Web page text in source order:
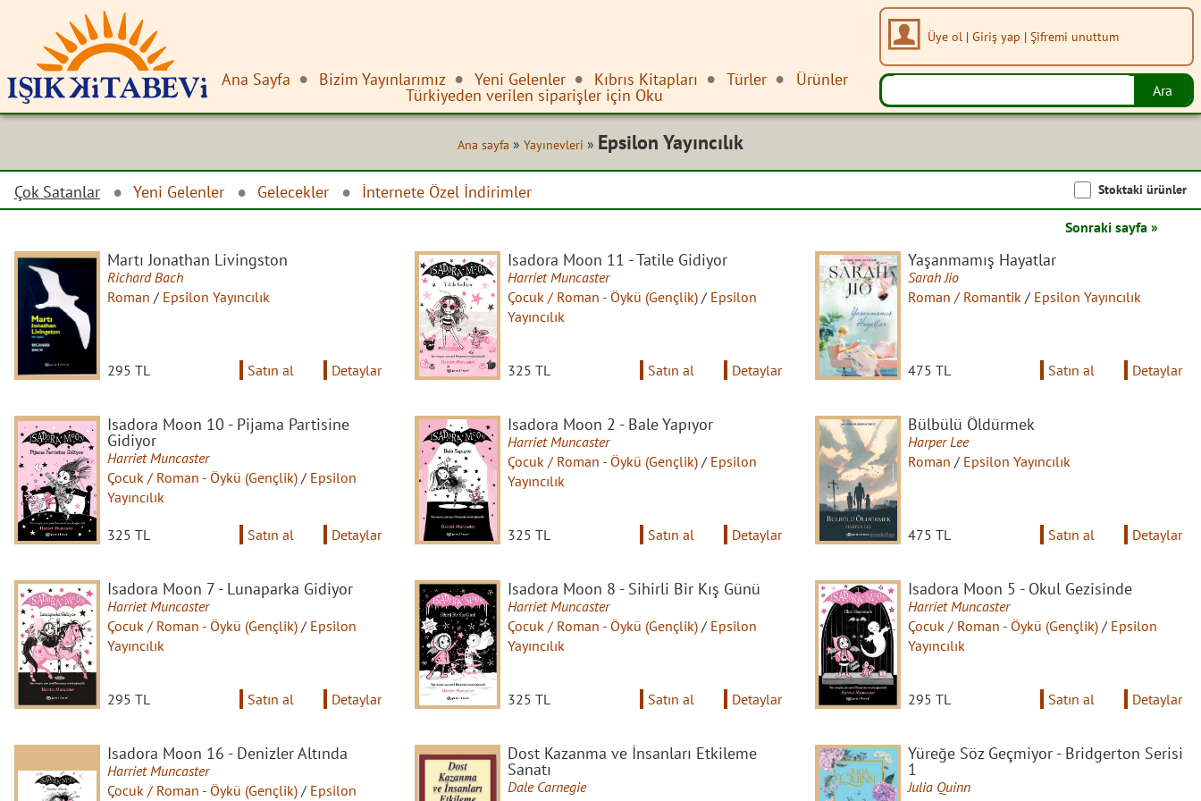
Ana Sayfa Bizim Yayınlarımız Yeni Gelenler Kıbrıs Kitapları Türler Ürünler
Türkiyeden verilen siparişler için Oku
Üye ol | Giriş yap | Şifremi unuttum
Ana sayfa » Yayınevleri » Epsilon Yayıncılık
Çok Satanlar Yeni Gelenler Gelecekler İnternete Özel İndirimler Stoktaki ürünler
Sonraki sayfa »
Martı Jonathan Livingston
Richard Bach
Roman / Epsilon Yayıncılık
295 TL Satın al Detaylar
Isadora Moon 11 - Tatile Gidiyor
Harriet Muncaster
Çocuk / Roman - Öykü (Gençlik) / Epsilon
Yayıncılık
325 TL Satın al Detaylar
Yaşanmamış Hayatlar
Sarah Jio
Roman / Romantik / Epsilon Yayıncılık
475 TL Satın al Detaylar
Isadora Moon 10 - Pijama Partisine
Gidiyor
Harriet Muncaster
Çocuk / Roman - Öykü (Gençlik) / Epsilon
Yayıncılık
325 TL Satın al Detaylar
Isadora Moon 2 - Bale Yapıyor
Harriet Muncaster
Çocuk / Roman - Öykü (Gençlik) / Epsilon
Yayıncılık
325 TL Satın al Detaylar
Bülbülü Öldürmek
Harper Lee
Roman / Epsilon Yayıncılık
475 TL Satın al Detaylar
Isadora Moon 7 - Lunaparka Gidiyor
Harriet Muncaster
Çocuk / Roman - Öykü (Gençlik) / Epsilon
Yayıncılık
295 TL Satın al Detaylar
Isadora Moon 8 - Sihirli Bir Kış Günü
Harriet Muncaster
Çocuk / Roman - Öykü (Gençlik) / Epsilon
Yayıncılık
325 TL Satın al Detaylar
Isadora Moon 5 - Okul Gezisinde
Harriet Muncaster
Çocuk / Roman - Öykü (Gençlik) / Epsilon
Yayıncılık
295 TL Satın al Detaylar
Isadora Moon 16 - Denizler Altında
Harriet Muncaster
Çocuk / Roman - Öykü (Gençlik) / Epsilon
Dost Kazanma ve İnsanları Etkileme
Sanatı
Dale Carnegie
Yüreğe Söz Geçmiyor - Bridgerton Serisi
1
Julia Quinn